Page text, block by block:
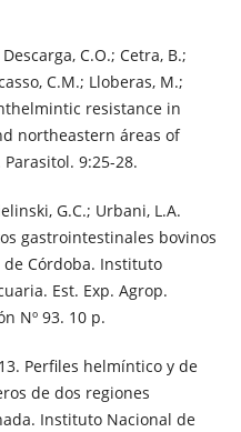
C.O.; Cetra, B.;
C.M.; Lloberas, M.;
resistance in
northeastern áreas of
9:25-28.
G.C.; Urbani, L.A.
gastrointestinales bovinos
Córdoba. Instituto
Est. Exp. Agrop.
Nº 93. 10 p.
Perfiles helmíntico y de
de dos regiones
Instituto Nacional de